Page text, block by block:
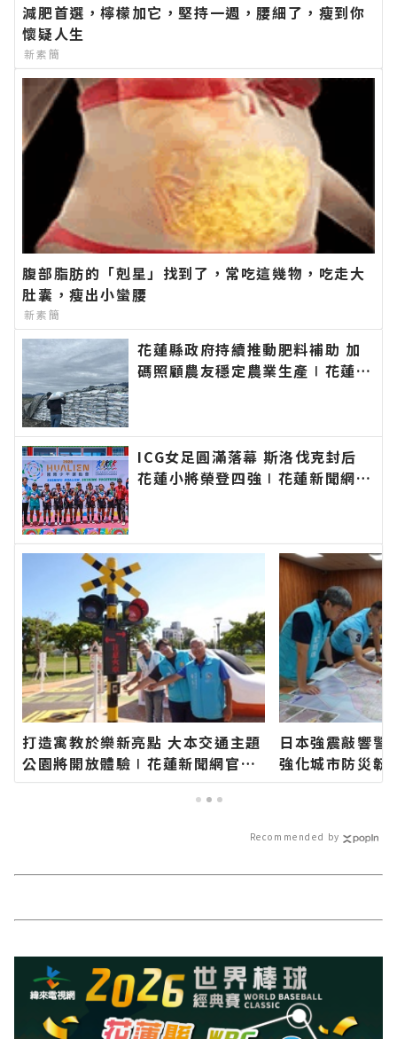
減肥首選，檸檬加它，堅持一週，腰細了，瘦到你
懷疑人生
新素簡
腹部脂肪的「剋星」找到了，常吃這幾物，吃走大
肚囊，瘦出小蠻腰
新素簡
花蓮縣政府持續推動肥料補助 加
碼照顧農友穩定農業生產∣花蓮新
ICG女足圓滿落幕 斯洛伐克封后
花蓮小將榮登四強∣花蓮新聞網官
打造寓教於樂新亮點 大本交通主題
公園將開放體驗∣花蓮新聞網官方
網站各類新聞－最快速的今日新聞
日本強震敲響警
強化城市防災
方網站各類新聞
Recommended by